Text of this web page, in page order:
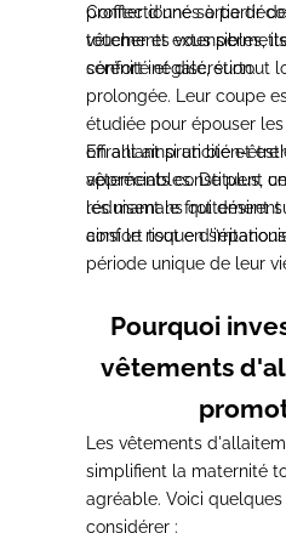
profiter d'une sortie
vêtements vous
sérénitéet discrétion.
Confectionnés à partir
toucher et extensibles,
confort inégalé, surtout
prolongée. Leur coupe
étudiée pour épouser
offrant ainsi un bien-être
appréciables. De plus,
réduisent le frottement
ainsi le risque
En alliant praticité et
vêtements constituent
les mamans qui
confort tout en
période unique de leur
Pourquoi
vêtements
Les vêtements
simplifient la maternité
agréable. Voici
considérer :